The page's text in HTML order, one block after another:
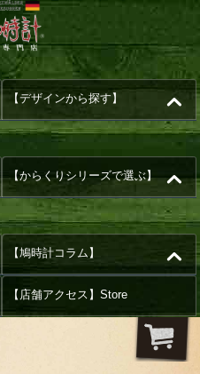
【デザインから探す】
【からくりシリーズで選ぶ】
【鳩時計コラム】
【店舗アクセス】Store